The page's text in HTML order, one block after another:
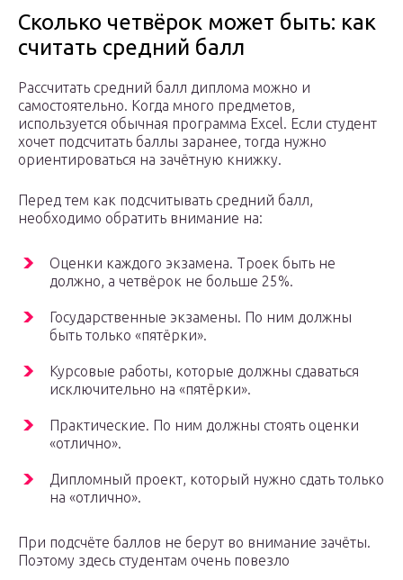
Сколько четвёрок может быть: как
считать средний балл
Рассчитать средний балл диплома можно и
самостоятельно. Когда много предметов,
используется обычная программа Excel. Если студент
хочет подсчитать баллы заранее, тогда нужно
ориентироваться на зачётную книжку.
Перед тем как подсчитывать средний балл,
необходимо обратить внимание на:
Оценки каждого экзамена. Троек быть не
должно, а четвёрок не больше 25%.
Государственные экзамены. По ним должны
быть только «пятёрки».
Курсовые работы, которые должны сдаваться
исключительно на «пятёрки».
Практические. По ним должны стоять оценки
«отлично».
Дипломный проект, который нужно сдать только
на «отлично».
При подсчёте баллов не берут во внимание зачёты.
Поэтому здесь студентам очень повезло